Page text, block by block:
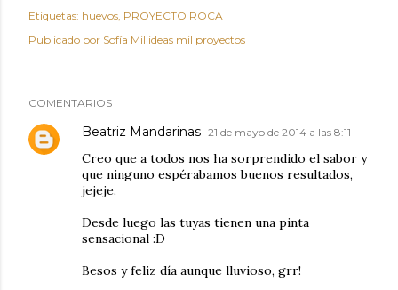
Etiquetas: huevos PROYECTO ROCA
Publicado por Sofía Mil ideas mil proyectos
COMENTARIOS
Beatriz Mandarinas 21 de mayo de 2014 a las 8:11
Creo que a todos nos ha sorprendido el sabor y
que ninguno espérabamos buenos resultados,
jejeje.
Desde luego las tuyas tienen una pinta
sensacional :D
Besos y feliz día aunque lluvioso, grr!